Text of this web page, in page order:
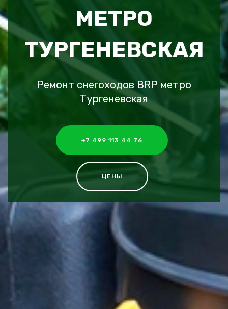
МЕТРО
ТУРГЕНЕВСКАЯ
Ремонт снегоходов BRP метро
Тургеневская
+7 499 113 44 76
ЦЕНЫ